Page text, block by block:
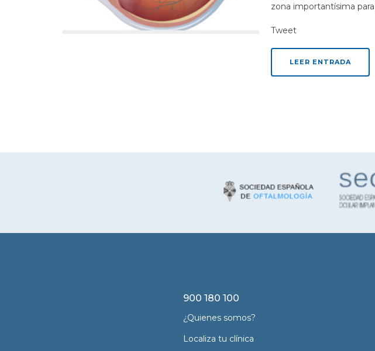
zona importantísima
Tweet
LEER ENTRADA
900 180 100
¿Quienes somos?
Localiza tu clínica